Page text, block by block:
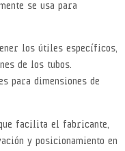
se usa para
los útiles específicos,
de los tubos.
para dimensiones de
facilita el fabricante,
y posicionamiento en